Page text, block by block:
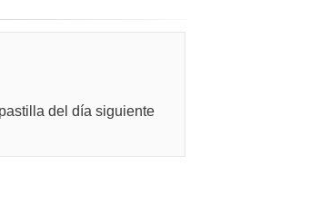
del día siguiente